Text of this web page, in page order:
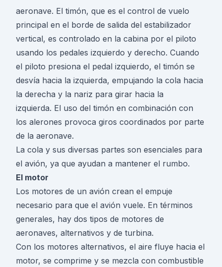
aeronave. El timón, que es el control de vuelo
principal en el borde de salida del estabilizador
vertical, es controlado en la cabina por el piloto
usando los pedales izquierdo y derecho. Cuando
el piloto presiona el pedal izquierdo, el timón se
desvía hacia la izquierda, empujando la cola hacia
la derecha y la nariz para girar hacia la
izquierda. El uso del timón en combinación con
los alerones provoca giros coordinados por parte
de la aeronave.
La cola y sus diversas partes son esenciales para
el avión, ya que ayudan a mantener el rumbo.
El motor
Los motores de un avión crean el empuje
necesario para que el avión vuele. En términos
generales, hay dos tipos de motores de
aeronaves, alternativos y de turbina.
Con los motores alternativos, el aire fluye hacia el
motor, se comprime y se mezcla con combustible